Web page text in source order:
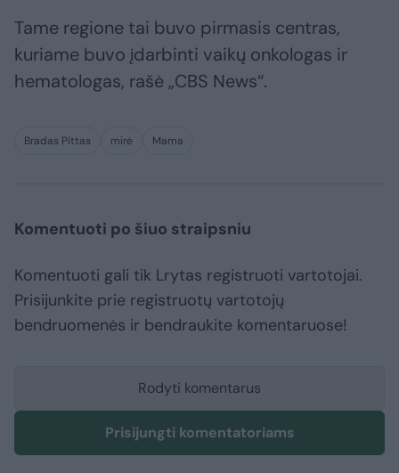
Tame regione tai buvo pirmasis centras,
kuriame buvo įdarbinti vaikų onkologas ir
hematologas, rašė „CBS News“.
Bradas Pittas mirė Mama
Komentuoti po šiuo straipsniu
Komentuoti gali tik Lrytas registruoti vartotojai.
Prisijunkite prie registruotų vartotojų
bendruomenės ir bendraukite komentaruose!
Rodyti komentarus
Prisijungti komentatoriams